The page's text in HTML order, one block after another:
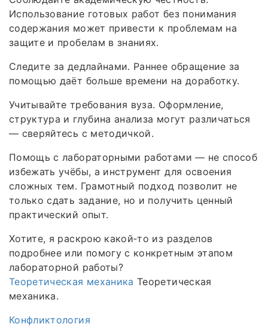
Использование готовых работ без понимания
содержания может привести к проблемам на
защите и пробелам в знаниях.
Следите за дедлайнами. Раннее обращение за
помощью даёт больше времени на доработку.
Учитывайте требования вуза. Оформление,
структура и глубина анализа могут различаться
— сверяйтесь с методичкой.
Помощь с лабораторными работами — не способ
избежать учёбы, а инструмент для освоения
сложных тем. Грамотный подход позволит не
только сдать задание, но и получить ценный
практический опыт.
Хотите, я раскрою какой‑то из разделов
подробнее или помогу с конкретным этапом
лабораторной работы?
Теоретическая механика Теоретическая
механика.
Конфликтология